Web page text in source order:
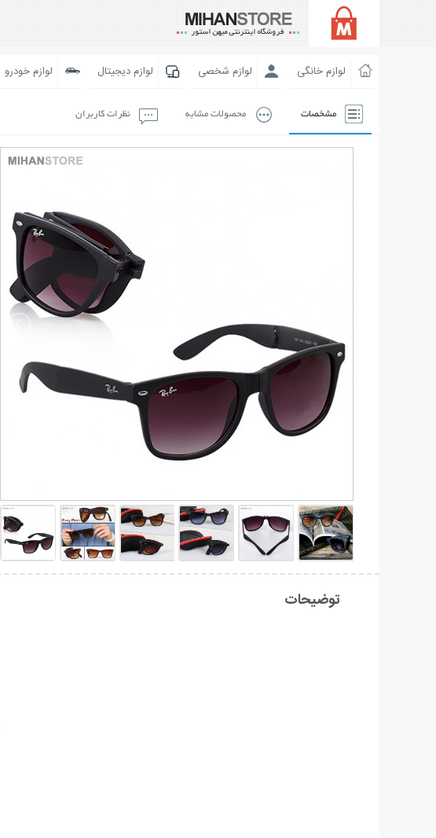
لوازم خانگی لوازم شخصی لوازم دیجیتال لوازم خودرو
مشخصات محصولات مشابه نظرات کاربران
توضیحات